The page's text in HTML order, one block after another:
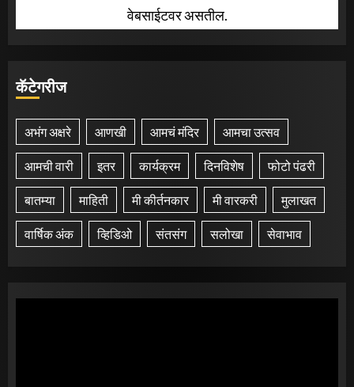
वेबसाईटवर असतील.
कॅटेगरीज
अभंग अक्षरे आणखी आमचं मंदिर आमचा उत्सव
आमची वारी इतर कार्यक्रम दिनविशेष फोटो पंढरी
बातम्या माहिती मी कीर्तनकार मी वारकरी मुलाखत
वार्षिक अंक व्हिडिओ संतसंग सलोखा सेवाभाव